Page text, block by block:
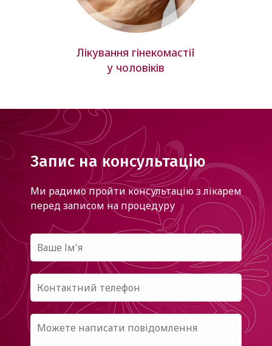
Лікування гінекомастії
у чоловіків
Запис на консультацію
Ми радимо пройти консультацію з лікарем
перед записом на процедуру